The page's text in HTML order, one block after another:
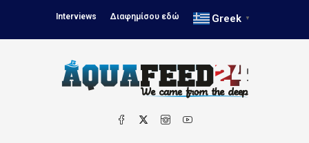
Interviews Διαφημίσου εδώ Greek ▼